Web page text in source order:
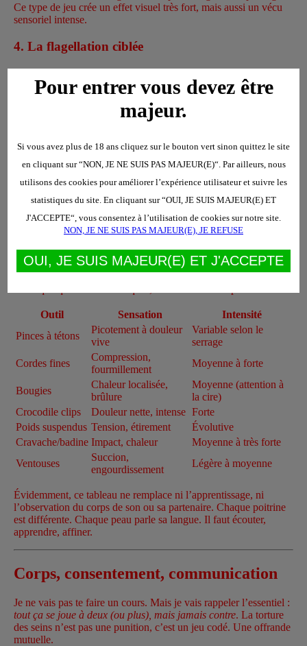
Ce type de jeu crée un effet visuel très fort, mais aussi un vécu
sensoriel intense.
4. La flagellation ciblée
seins. Là, on entre dans un rapport plus brutal, plus frontal. On
inscrit la douleur à même la peau. On marque.
La suspension mammaire
Extrême, très spécialisée, et à ne pratiquer qu’avec expertise. Il
s’agit d’utiliser les seins comme point d’attache pour suspendre,
dans ce que ça peut créer de dépossession.
Matériel et techniques : les outils de
l’artisan du supplice
Outil Sensation
Intensité
Pinces à tétons
Picotement à douleur
vive
Variable selon le
serrage
Cordes fines
Compression,
fourmillement
Moyenne à forte
Bougies
Chaleur localisée,
brûlure
Moyenne (attention à
la cire)
Crocodile clips
Douleur nette, intense Forte
Poids suspendus Tension, étirement
Évolutive
Cravache/badine Impact, chaleur
Moyenne à très forte
Ventouses
Succion,
engourdissement
Légère à moyenne
Évidemment, ce tableau ne remplace ni l’apprentissage, ni
l’observation du corps de son ou sa partenaire. Chaque poitrine
est différente. Chaque peau parle sa langue. Il faut écouter,
apprendre, affiner.
Corps, consentement, communication
Je ne vais pas te faire un cours. Mais je vais rappeler l’essentiel :
tout ça se joue à deux (ou plus), mais jamais contre. La torture
des seins n’est pas une punition, c’est un jeu codé. Une offrande
mutuelle.
Pour entrer vous devez être
majeur.
Si vous avez plus de 18 ans cliquez sur le bouton vert sinon quittez le site
en cliquant sur “NON, JE NE SUIS PAS MAJEUR(E)“. Par ailleurs, nous
utilisons des cookies pour améliorer l’expérience utilisateur et suivre les
statistiques du site. En cliquant sur “OUI, JE SUIS MAJEUR(E) ET
J'ACCEPTE“, vous consentez à l’utilisation de cookies sur notre site.
NON, JE NE SUIS PAS MAJEUR(E), JE REFUSE
OUI, JE SUIS MAJEUR(E) ET J'ACCEPTE